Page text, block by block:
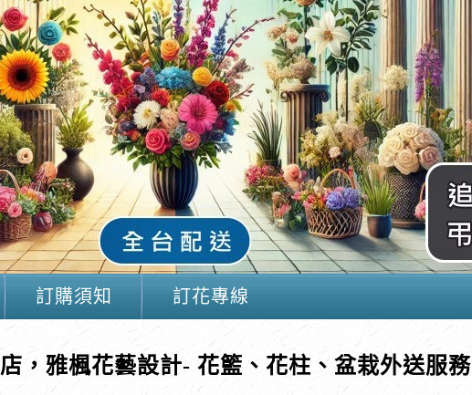
訂購須知 訂花專線
，雅楓花藝設計- 花籃、花柱、盆栽外送服務